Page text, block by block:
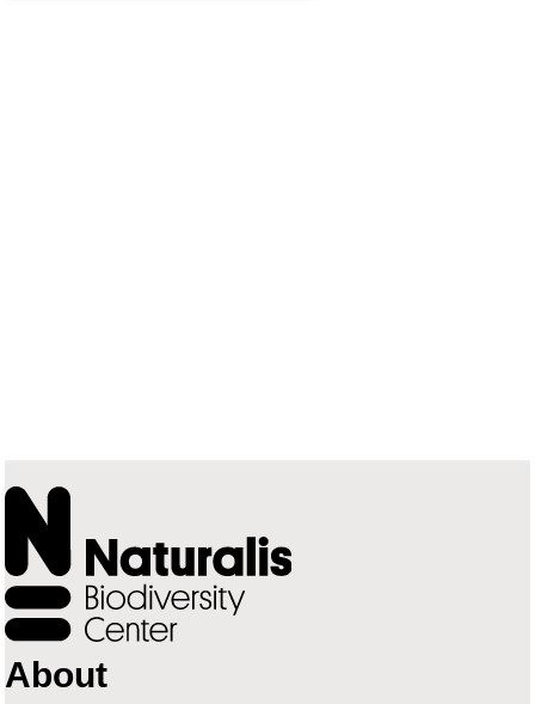
About